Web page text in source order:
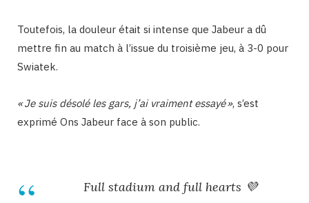
Toutefois, la douleur était si intense que Jabeur a dû
mettre fin au match à l’issue du troisième jeu, à 3-0 pour
Swiatek.
« Je suis désolé les gars, j’ai vraiment essayé », s’est
exprimé Ons Jabeur face à son public.
Full stadium and full hearts 💜